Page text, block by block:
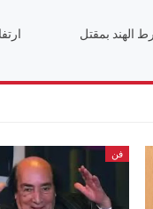
الهند بمقتل
فن